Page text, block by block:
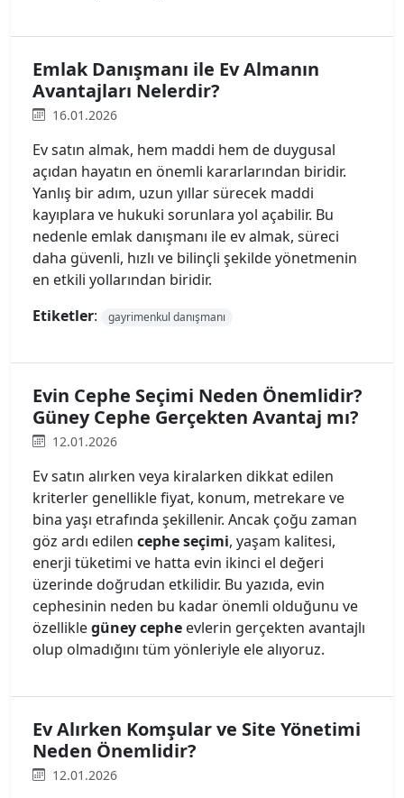
Emlak Danışmanı ile Ev Almanın
Avantajları Nelerdir?
16.01.2026
Ev satın almak, hem maddi hem de duygusal
açıdan hayatın en önemli kararlarından biridir.
Yanlış bir adım, uzun yıllar sürecek maddi
kayıplara ve hukuki sorunlara yol açabilir. Bu
nedenle emlak danışmanı ile ev almak, süreci
daha güvenli, hızlı ve bilinçli şekilde yönetmenin
en etkili yollarından biridir.
Etiketler: gayrimenkul danışmanı
Evin Cephe Seçimi Neden Önemlidir?
Güney Cephe Gerçekten Avantaj mı?
12.01.2026
Ev satın alırken veya kiralarken dikkat edilen
kriterler genellikle fiyat, konum, metrekare ve
bina yaşı etrafında şekillenir. Ancak çoğu zaman
göz ardı edilen cephe seçimi, yaşam kalitesi,
enerji tüketimi ve hatta evin ikinci el değeri
üzerinde doğrudan etkilidir. Bu yazıda, evin
cephesinin neden bu kadar önemli olduğunu ve
özelliklegüney cephe evlerin gerçekten avantajlı
olup olmadığını tüm yönleriyle ele alıyoruz.
Ev Alırken Komşular ve Site Yönetimi
Neden Önemlidir?
12.01.2026